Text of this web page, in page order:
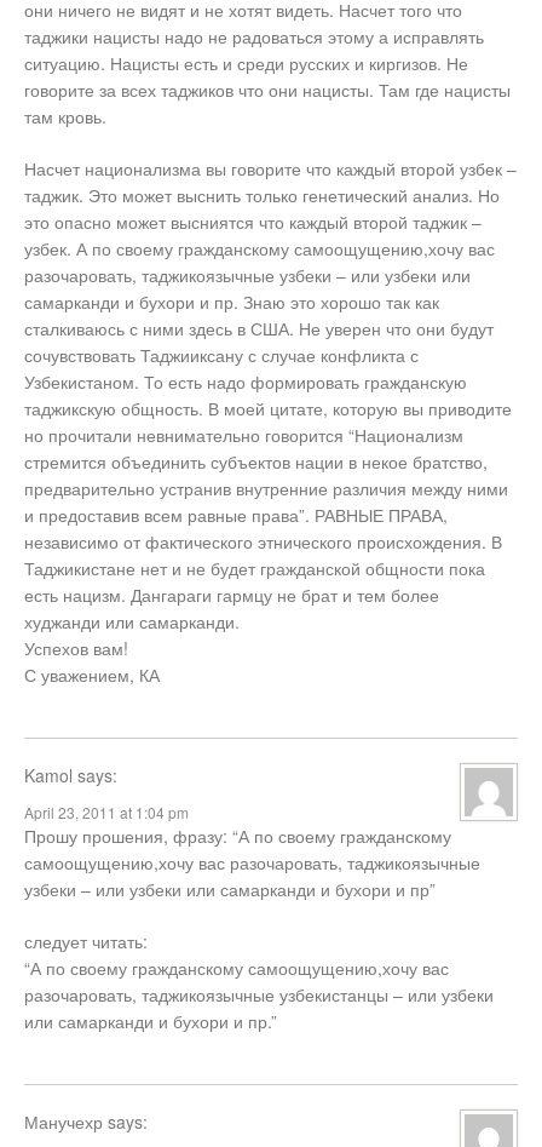
они ничего не видят и не хотят видеть. Насчет того что
таджики нацисты надо не радоваться этому а исправлять
ситуацию. Нацисты есть и среди русских и киргизов. Не
говорите за всех таджиков что они нацисты. Там где нацисты
там кровь.
Насчет национализма вы говорите что каждый второй узбек –
таджик. Это может выснить только генетический анализ. Но
это опасно может высниятся что каждый второй таджик –
узбек. А по своему гражданскому самоощущению,хочу вас
разочаровать, таджикоязычные узбеки – или узбеки или
самарканди и бухори и пр. Знаю это хорошо так как
сталкиваюсь с ними здесь в США. Не уверен что они будут
сочувствовать Таджииксану с случае конфликта с
Узбекистаном. То есть надо формировать гражданскую
таджикскую общность. В моей цитате, которую вы приводите
но прочитали невнимательно говорится “Национализм
стремится объединить субъектов нации в некое братство,
предварительно устранив внутренние различия между ними
и предоставив всем равные права”. РАВНЫЕ ПРАВА,
независимо от фактического этнического происхождения. В
Таджикистане нет и не будет гражданской общности пока
есть нацизм. Дангараги гармцу не брат и тем более
худжанди или самарканди.
Успехов вам!
С уважением, КА
Kamol says:
April 23, 2011 at 1:04 pm
Прошу прошения, фразу: “А по своему гражданскому
самоощущению,хочу вас разочаровать, таджикоязычные
узбеки – или узбеки или самарканди и бухори и пр”
следует читать:
“А по своему гражданскому самоощущению,хочу вас
разочаровать, таджикоязычные узбекистанцы – или узбеки
или самарканди и бухори и пр.”
Манучехр says: